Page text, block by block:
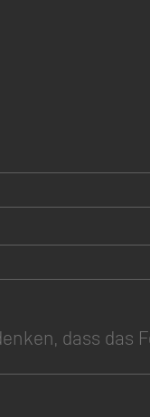
dass das